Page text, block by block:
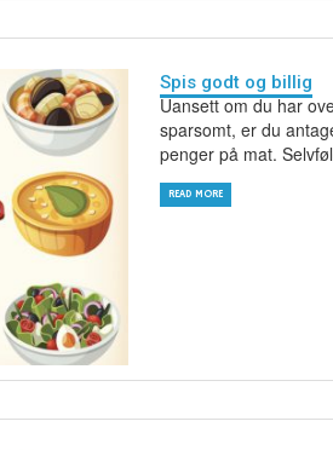
Spis godt og billig
Uansett om du har
sparsomt, er du
penger på mat.
READ MORE